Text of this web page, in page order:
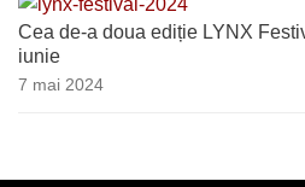
Cea de-a doua ediție LYNX
iunie
7 mai 2024